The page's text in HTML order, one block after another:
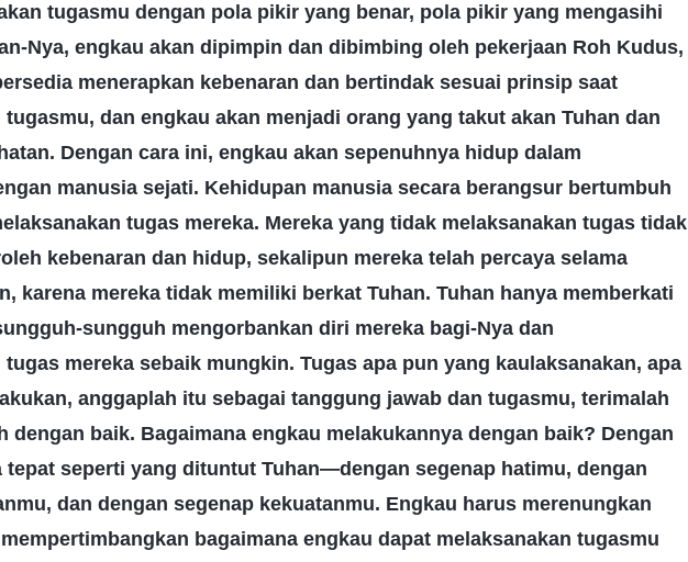
tugasmu dengan pola pikir yang benar, pola pikir yang mengasihi
Nya, engkau akan dipimpin dan dibimbing oleh pekerjaan Roh Kudus,
menerapkan kebenaran dan bertindak sesuai prinsip saat
tugasmu, dan engkau akan menjadi orang yang takut akan Tuhan dan
Dengan cara ini, engkau akan sepenuhnya hidup dalam
manusia sejati. Kehidupan manusia secara berangsur bertumbuh
tugas mereka. Mereka yang tidak melaksanakan tugas tidak
kebenaran dan hidup, sekalipun mereka telah percaya selama
karena mereka tidak memiliki berkat Tuhan. Tuhan hanya memberkati
sungguh mengorbankan diri mereka bagi-Nya dan
tugas mereka sebaik mungkin. Tugas apa pun yang kaulaksanakan, apa
anggaplah itu sebagai tanggung jawab dan tugasmu, terimalah
dengan baik. Bagaimana engkau melakukannya dengan baik? Dengan
tepat seperti yang dituntut Tuhan—dengan segenap hatimu, dengan
dan dengan segenap kekuatanmu. Engkau harus merenungkan
bagaimana engkau dapat melaksanakan tugasmu